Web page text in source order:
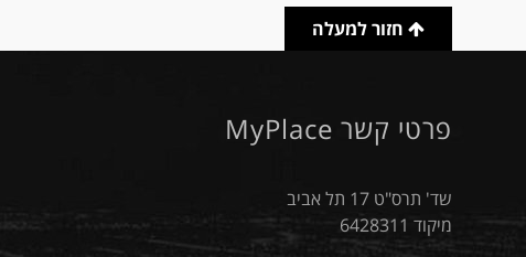
חזור למעלה
פרטי קשר MyPlace
שד' תרס"ט 17 תל אביב
מיקוד 6428311